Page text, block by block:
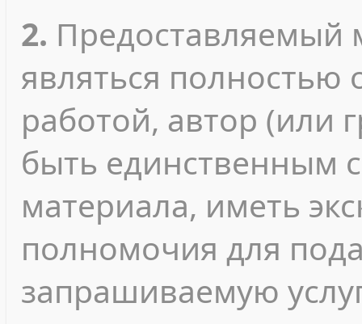
2. Предоставляемый
являться полностью
работой, автор (или
быть единственным
материала, иметь
полномочия для
запрашиваемую